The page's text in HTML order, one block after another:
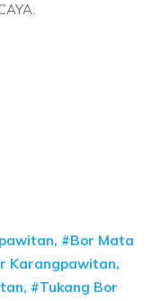
#Bor Mata
Karangpawitan,
#Tukang Bor